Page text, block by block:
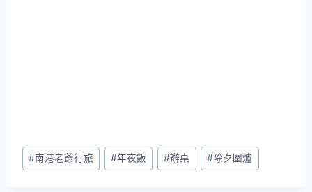
Post
Tags:
#南港老爺行旅 #年夜飯 #辦桌 #除夕圍爐